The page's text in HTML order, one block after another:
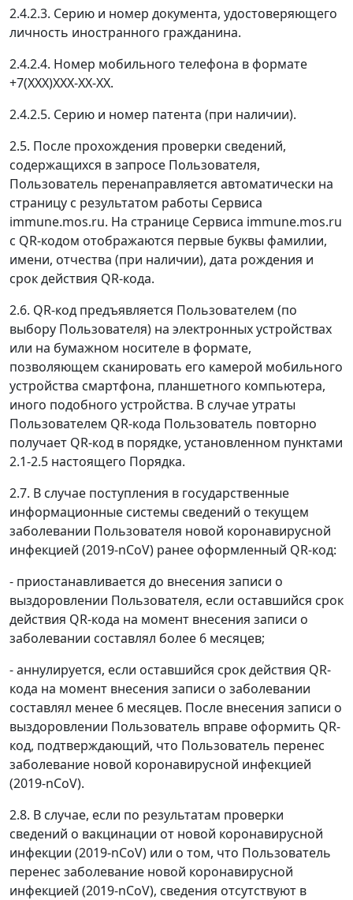
2.4.2.3. Серию и номер документа, удостоверяющего
личность иностранного гражданина.
2.4.2.4. Номер мобильного телефона в формате
+7(ХХХ)ХХХ-ХХ-ХХ.
2.4.2.5. Серию и номер патента (при наличии).
2.5. После прохождения проверки сведений,
содержащихся в запросе Пользователя,
Пользователь перенаправляется автоматически на
страницу с результатом работы Сервиса
immune.mos.ru. На странице Сервиса immune.mos.ru
с QR-кодом отображаются первые буквы фамилии,
имени, отчества (при наличии), дата рождения и
срок действия QR-кода.
2.6. QR-код предъявляется Пользователем (по
выбору Пользователя) на электронных устройствах
или на бумажном носителе в формате,
позволяющем сканировать его камерой мобильного
устройства смартфона, планшетного компьютера,
иного подобного устройства. В случае утраты
Пользователем QR-кода Пользователь повторно
получает QR-код в порядке, установленном пунктами
2.1-2.5 настоящего Порядка.
2.7. В случае поступления в государственные
информационные системы сведений о текущем
заболевании Пользователя новой коронавирусной
инфекцией (2019-nCoV) ранее оформленный QR-код:
- приостанавливается до внесения записи о
выздоровлении Пользователя, если оставшийся срок
действия QR-кода на момент внесения записи о
заболевании составлял более 6 месяцев;
- аннулируется, если оставшийся срок действия QR-
кода на момент внесения записи о заболевании
составлял менее 6 месяцев. После внесения записи о
выздоровлении Пользователь вправе оформить QR-
код, подтверждающий, что Пользователь перенес
заболевание новой коронавирусной инфекцией
(2019-nCoV).
2.8. В случае, если по результатам проверки
сведений о вакцинации от новой коронавирусной
инфекции (2019-nCoV) или о том, что Пользователь
перенес заболевание новой коронавирусной
инфекцией (2019-nCoV), сведения отсутствуют в